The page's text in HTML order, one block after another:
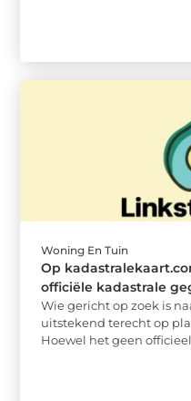
Woning En Tuin
Op
officiële kadastrale
Wie gericht op zoek is
uitstekend terecht op
Hoewel het geen